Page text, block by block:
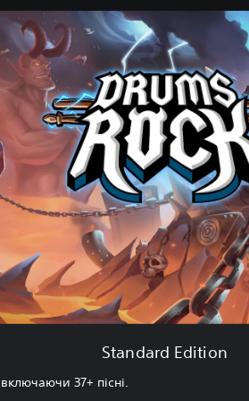
Standard Edition
37+ пісні.